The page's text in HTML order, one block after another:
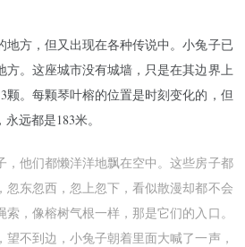
地方，但又出现在各种传说中。小兔子已
方。这座城市没有城墙，只是在其边界上
颗。每颗琴叶榕的位置是时刻变化的，但
远都是183米。
，他们都懒洋洋地飘在空中。这些房子都
忽东忽西，忽上忽下，看似散漫却都不会
，像榕树气根一样，那是它们的入口。
不到边，小兔子朝着里面大喊了一声，